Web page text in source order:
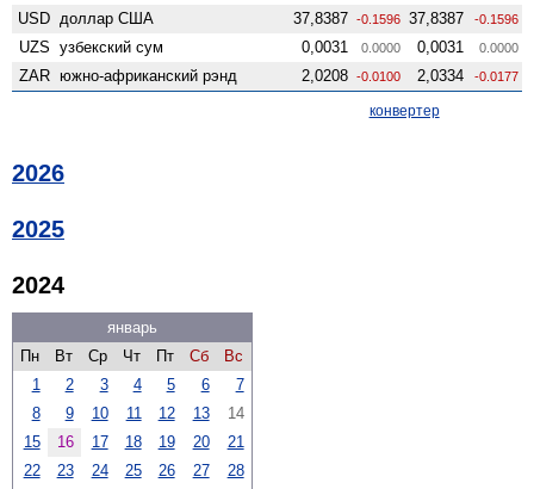
USD доллар США 37,8387 -0.1596 37,8387 -0.1596
UZS узбекский сум 0,0031 0.0000 0,0031 0.0000
ZAR южно-африканский рэнд 2,0208 -0.0100 2,0334 -0.0177
конвертер
2026
2025
2024
январь
Пн
Вт Ср Чт Пт Сб
Вс
1
2 3 4 5 6
7
8
9 10 11 12 13
14
15
16 17 18 19 20
21
22
23 24 25 26 27
28